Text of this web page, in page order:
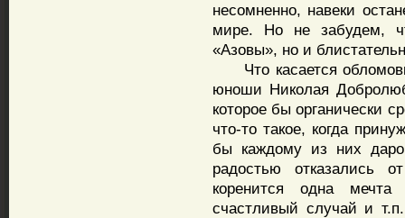
несомненно, навеки
мире. Но не забудем,
«Азовы», но и
Что касается
юноши Николая
которое бы органически
что-то такое, когда
бы каждому из них
радостью отказались
коренится одна
счастливый случай и